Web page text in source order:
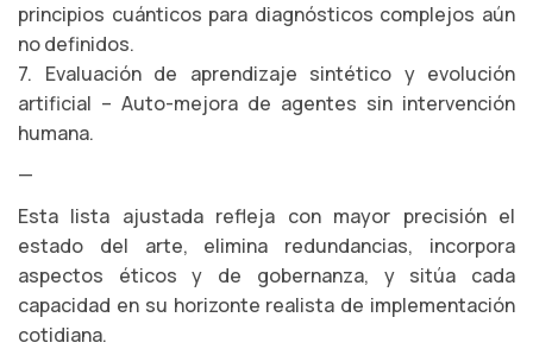
principios cuánticos para diagnósticos complejos aún
no definidos.
7. Evaluación de aprendizaje sintético y evolución
artificial – Auto-mejora de agentes sin intervención
humana.
—
Esta lista ajustada refleja con mayor precisión el
estado del arte, elimina redundancias, incorpora
aspectos éticos y de gobernanza, y sitúa cada
capacidad en su horizonte realista de implementación
cotidiana.